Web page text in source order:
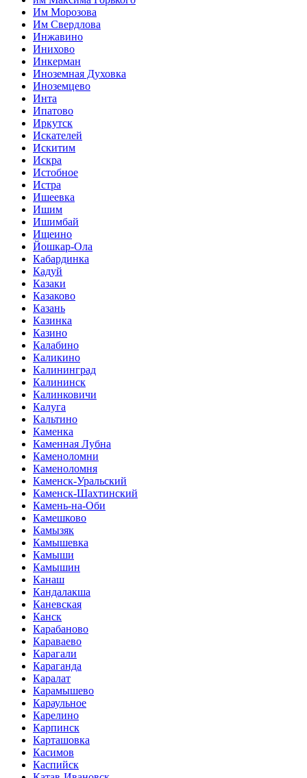
Им Морозова
Им Свердлова
Инжавино
Инихово
Инкерман
Иноземная Духовка
Иноземцево
Инта
Ипатово
Иркутск
Искателей
Искитим
Искра
Истобное
Истра
Ишеевка
Ишим
Ишимбай
Ищеино
Йошкар-Ола
Кабардинка
Кадуй
Казаки
Казаково
Казань
Казинка
Казино
Калабино
Каликино
Калининград
Калининск
Калинковичи
Калуга
Кальтино
Каменка
Каменная Лубна
Каменоломни
Каменоломня
Каменск-Уральский
Каменск-Шахтинский
Камень-на-Оби
Камешково
Камызяк
Камышевка
Камыши
Камышин
Канаш
Кандалакша
Каневская
Канск
Карабаново
Караваево
Карагали
Караганда
Каралат
Карамышево
Караульное
Карелино
Карпинск
Карташовка
Касимов
Каспийск